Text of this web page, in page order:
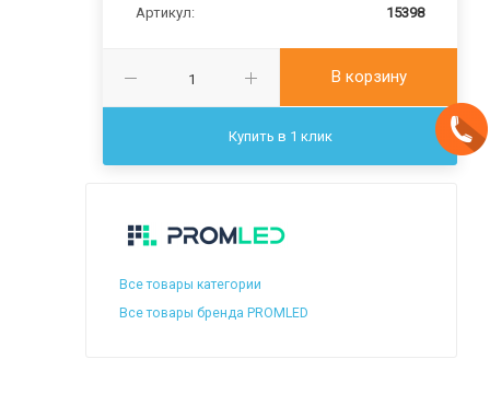
Артикул:
15398
В корзину
Купить в 1 клик
Все товары категории
Все товары бренда PROMLED